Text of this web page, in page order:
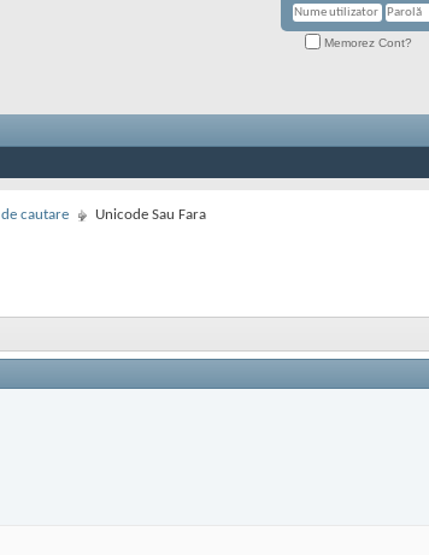
Memorez Cont?
cautare Unicode Sau Fara